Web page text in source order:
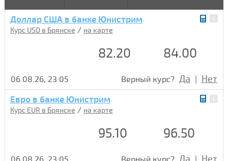
Доллар США в банке Юнистрим
Курс USD в Брянске / на карте
82.20 84.00
06.08.26, 23:05 Верный курс? Да | Нет
Евро в банке Юнистрим
Курс EUR в Брянске / на карте
95.10 96.50